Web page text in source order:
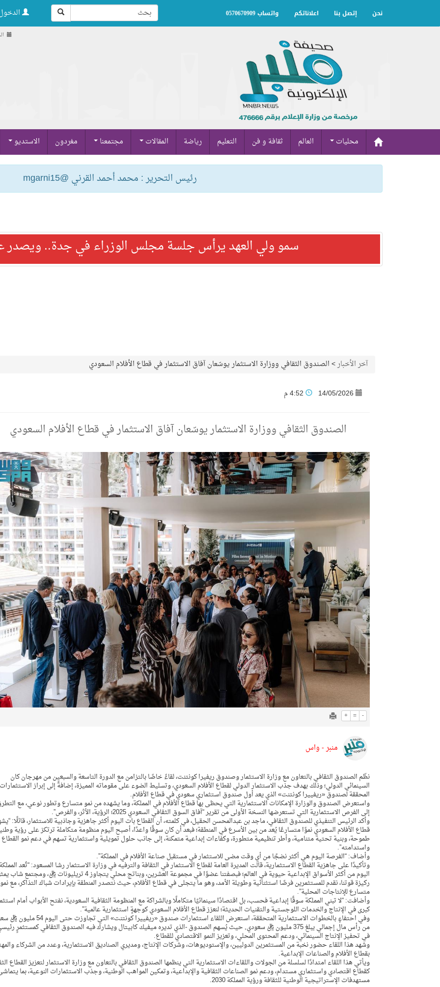
نحن إتصل بنا اعلاناتكم واتساب 0570670909
محليات العالم ثقافة و فن التعليم رياضة المقالات مجتمعنا مغردون الاستديو
رئيس التحرير : محمد أحمد القرني @mgarni15
سمو ولي العهد يرأس جلسة مجلس الوزراء في جدة.. ويصدر
آخر الأخبار>الصندوق الثقافي ووزارة الاستثمار يوسّعان آفاق الاستثمار في قطاع الأفلام السعودي
14/05/2026
الصندوق الثقافي ووزارة الاستثمار يوسّعان آفاق الاستثمار في قطاع الأفلام السعودي
+ = -
منبر - واس
نظّم الصندوق الثقافي بالتعاون مع وزارة الاستثمار وصندوق ريفيرا كونتنت، لقاءً خاصًا بالتزامن مع الدورة التاسعة والسبعين من مهرجان كان
السينمائي الدولي؛ وذلك بهدف جذب الاستثمار الدولي لقطاع الأفلام السعودي، وتسليط الضوء على مقوماته المميزة، إضافةً إلى إبراز الاستثمارات
المحققة لصندوق «ريفييرا كونتنت» الذي يعد أول صندوق استثماري سعودي في قطاع الأفلام.
واستعرض الصندوق والوزارة الإمكانات الاستثمارية التي يحظى بها قطاع الأفلام في المملكة، وما يشهده من نمو متسارع وتطور نوعي، مع
إلى الفرص الاستثمارية التي تستعرضها النسخة الأولى من تقرير “آفاق السوق الثقافي السعودي 2025؛ الرؤية، الأثر، والفرص”.
وأكد الرئيس التنفيذي للصندوق الثقافي، ماجد بن عبدالمحسن الحقيل، في كلمته، أن القطاع بات اليوم أكثر جاهزية وجاذبية للاستثمار، قائلًا:
قطاع الأفلام السعودي نموًا متسارعًا يُعد من بين الأسرع في المنطقة؛ فبعد أن كان سوقًا واعدًا، أصبح اليوم منظومة متكاملة ترتكز على رؤية
طموحة، وبنية تحتية متنامية، وأطر تنظيمية متطورة، وكفاءات إبداعية متمكنة، إلى جانب حلول تمويلية واستثمارية تسهم في دعم نمو القطاع
واستدامته”.
وأضاف: “الفرصة اليوم هي أكثر نضجًا من أي وقت مضى للاستثمار في مستقبل صناعة الأفلام في المملكة”.
وتأكيدًا على جاهزية القطاع الاستثمارية، قالت المديرة العامة لقطاع الاستثمار في الثقافة والترفيه في وزارة الاستثمار رشا المسعود: “تُعد المملكة
اليوم من أكثر الأسواق الإبداعية حيوية في العالم؛ فبصفتنا عضوًا في مجموعة العشرين، وبناتج محلي يتجاوز 4 تريليونات ريال، ومجتمع
ركيزة قوتنا، نقدم للمستثمرين فرصًا استثنائية وطويلة الأمد، وهو ما يتجلى في قطاع الأفلام، حيث نتصدر المنطقة بإيرادات شباك التذاكر، مع نمو
متسارع للإنتاجات المحلية”.
وأضافت: “لا تبني المملكة سوقًا إبداعية فحسب، بل اقتصادًا سينمائيًا متكاملًا وبالشراكة مع المنظومة الثقافية السعودية، نفتح الأبواب أمام
كبرى في الإنتاج والخدمات اللوجستية والتقنيات الحديثة؛ لنعزز قطاع الأفلام السعودي كوجهةٍ استثمارية عالمية”.
وفي احتفاءٍ بالخطوات الاستثمارية المتحققة، استعرض اللقاء استثمارات صندوق «ريفييرا كونتنت»
من رأس مال إجمالي يبلغ 375 مليون ريال سعودي, حيث يُسهم الصندوق -الذي تديره ميفيك كابيتال ويشارك فيه الصندوق الثقافي كمستثمرٍ
في تحفيز الإنتاج السينمائي، ودعم المحتوى المحلي، وتعزيز النمو الاقتصادي للقطاع.
وشهد هذا اللقاء حضور نخبة من المستثمرين الدوليين، والإستوديوهات، وشركات الإنتاج، ومديري الصناديق الاستثمارية، وعدد من الشركاء
بقطاع الأفلام والصناعات الإبداعية.
ويأتي هذا اللقاء امتدادًا لسلسلة من الجولات واللقاءات الاستثمارية التي ينظمها الصندوق الثقافي بالتعاون مع وزارة الاستثمار لتعزيز القطاع
كقطاع اقتصادي واستثماري مستدام، ودعم نمو الصناعات الثقافية والإبداعية، وتمكين المواهب الوطنية، وجذب الاستثمارات النوعية، بما
مستهدفات الإستراتيجية الوطنية للثقافة ورؤية المملكة 2030.